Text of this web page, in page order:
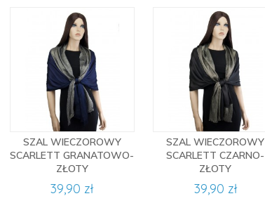
SZAL WIECZOROWY
SCARLETT GRANATOWO-
ZŁOTY
39,90 zł
SZAL WIECZOROWY
SCARLETT CZARNO-
ZŁOTY
39,90 zł